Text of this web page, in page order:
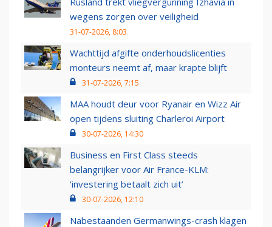
wegens zorgen over veiligheid
31-07-2026, 8:03
Wachttijd afgifte onderhoudslicenties
monteurs neemt af, maar krapte blijft
31-07-2026, 7:15
MAA houdt deur voor Ryanair en Wizz Air
open tijdens sluiting Charleroi Airport
30-07-2026, 14:30
Business en First Class steeds
belangrijker voor Air France-KLM:
‘investering betaalt zich uit’
30-07-2026, 12:10
Nabestaanden Germanwings-crash klagen